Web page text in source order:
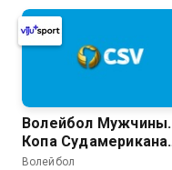
Волейбол Мужчины.
Копа Судамерикана
2026 (Кочабамба,
Волейбол